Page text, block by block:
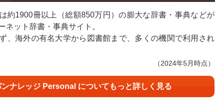
約1900冊以上（総額850万円）の膨大な辞書・事典などが
ネット辞書・事典サイト。
、海外の有名大学から図書館まで、多くの機関で利用され
（2024年5月時点）
ンナレッジ Personal についてもっと詳しく見る